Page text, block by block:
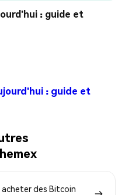
: guide et
: guide et
acheter des Bitcoin